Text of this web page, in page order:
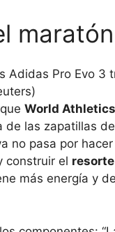
World Athletics
las zapatillas
no pasa por
construir el
más energía y